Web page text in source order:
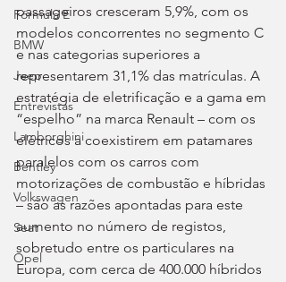
Fórmula E
BMW
Jeep
Entrevistas
Lamborghini
Bentley
Volkswagen
Seat
Opel
passageiros cresceram 5,9%, com os
modelos concorrentes no segmento C
e nas categorias superiores a
representarem 31,1% das matrículas. A
estratégia de eletrificação e a gama em
“espelho” na marca Renault – com os
elétricos a coexistirem em patamares
paralelos com os carros com
motorizações de combustão e híbridas
– são as razões apontadas para este
aumento no número de registos,
sobretudo entre os particulares na
Europa, com cerca de 400.000 híbridos